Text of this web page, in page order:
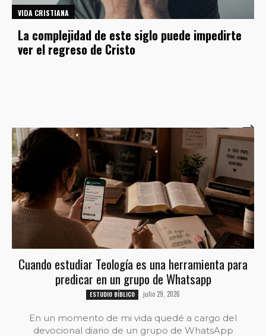
VIDA CRISTIANA
La complejidad de este siglo puede impedirte
ver el regreso de Cristo
Cuando estudiar Teología es una herramienta para
predicar en un grupo de Whatsapp
ESTUDIO BÍBLICO julio 29, 2026
En un momento de mi vida quedé a cargo del
devocional diario de un grupo de WhatsApp